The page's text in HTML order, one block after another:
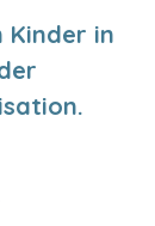
Kinder in